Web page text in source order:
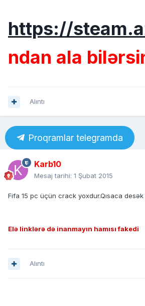
https://
ndan ala
Alıntı
Proqramlar telegramda
Karb10
Mesaj tarihi: 1 Şubat 2015
Fifa 15 pc üçün crack yoxdur.Qısaca desək
Elə linklərə də inanmayın hamısı fakedi
Alıntı